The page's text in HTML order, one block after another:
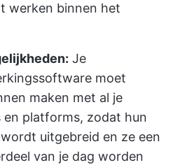
werken binnen het
Je
moet
maken met al je
platforms, zodat hun
uitgebreid en ze een
van je dag worden